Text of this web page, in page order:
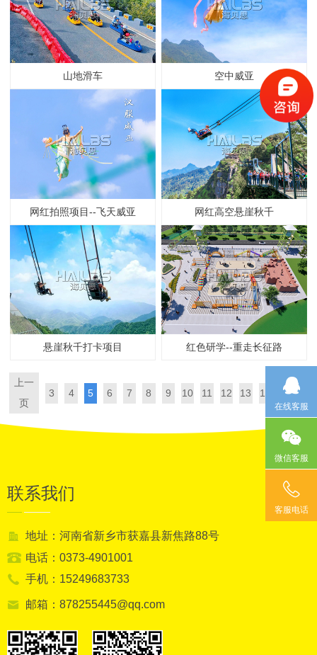
山地滑车 空中威亚
网红拍照项目--飞天威亚 网红高空悬崖秋千
悬崖秋千打卡项目 红色研学--重走长征路
上一
页
3 4 5 6 7 8 9 10 11 12 13 14
下一
页
联系我们
地址：河南省新乡市获嘉县新焦路88号
电话：0373-4901001
手机：15249683733
邮箱：878255445@qq.com
在线客服
微信客服
客服电话